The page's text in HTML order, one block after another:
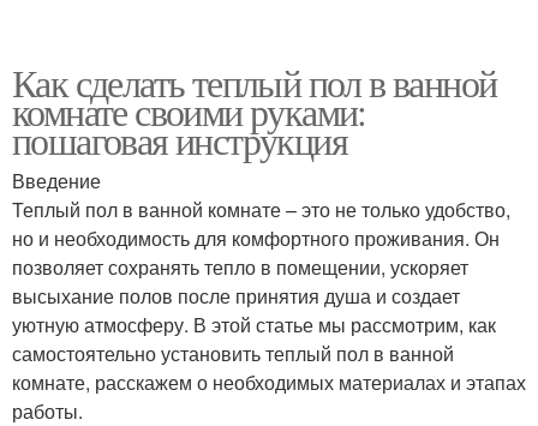
Как сделать теплый пол в ванной
комнате своими руками:
пошаговая инструкция
Введение
Теплый пол в ванной комнате – это не только удобство,
но и необходимость для комфортного проживания. Он
позволяет сохранять тепло в помещении, ускоряет
высыхание полов после принятия душа и создает
уютную атмосферу. В этой статье мы рассмотрим, как
самостоятельно установить теплый пол в ванной
комнате, расскажем о необходимых материалах и этапах
работы.